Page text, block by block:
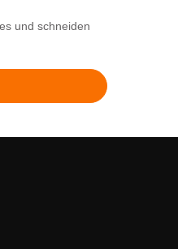
und schneiden